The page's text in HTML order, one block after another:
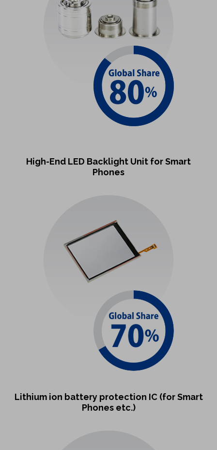
High-End LED Backlight Unit for Smart
Phones
Lithium ion battery protection IC (for Smart
Phones etc.)